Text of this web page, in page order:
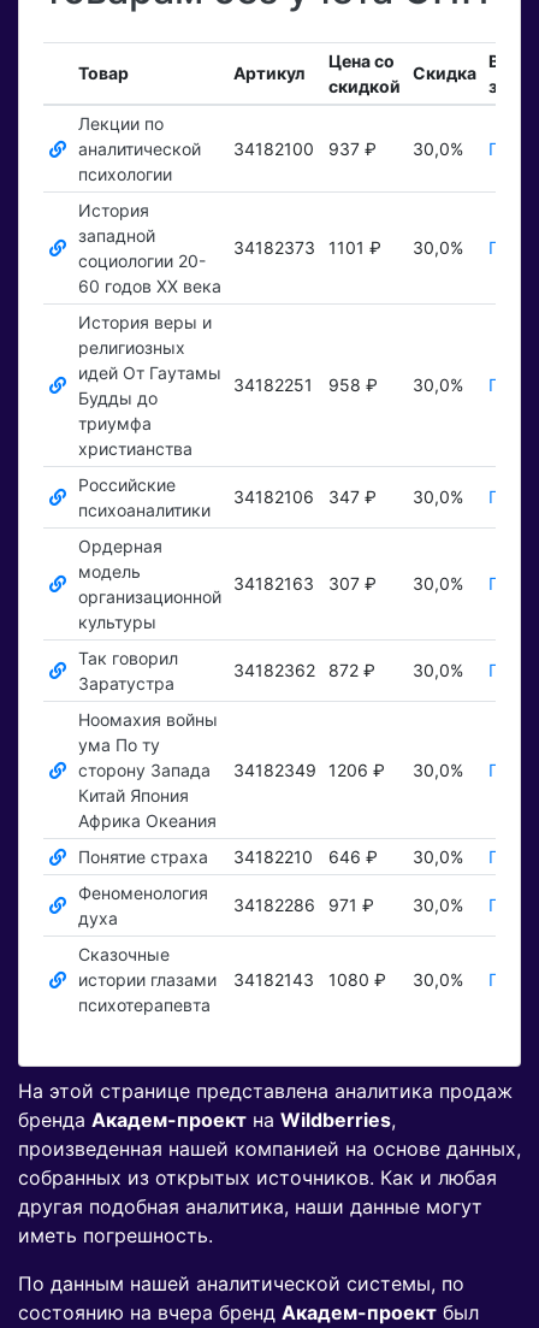
Товар Артикул
Цена со
скидкой
Скидка
Лекции по
аналитической
психологии
34182100 937 ₽ 30,0%
История
западной
социологии 20-
60 годов ХХ века
34182373 1101 ₽ 30,0%
История веры и
религиозных
идей От Гаутамы
Будды до
триумфа
христианства
34182251 958 ₽ 30,0%
Российские
психоаналитики
34182106 347 ₽ 30,0%
Ордерная
модель
организационной
культуры
34182163 307 ₽ 30,0%
Так говорил
Заратустра
34182362 872 ₽ 30,0%
Ноомахия войны
ума По ту
сторону Запада
Китай Япония
Африка Океания
34182349 1206 ₽ 30,0%
Понятие страха 34182210 646 ₽ 30,0%
Феноменология
духа
34182286 971 ₽ 30,0%
Сказочные
истории глазами
психотерапевта
34182143 1080 ₽ 30,0%
На этой странице представлена аналитика продаж
бренда Академ-проект на Wildberries,
произведенная нашей компанией на основе данных,
собранных из открытых источников. Как и любая
другая подобная аналитика, наши данные могут
иметь погрешность.
По данным нашей аналитической системы, по
состоянию на вчера бренд Академ-проект был